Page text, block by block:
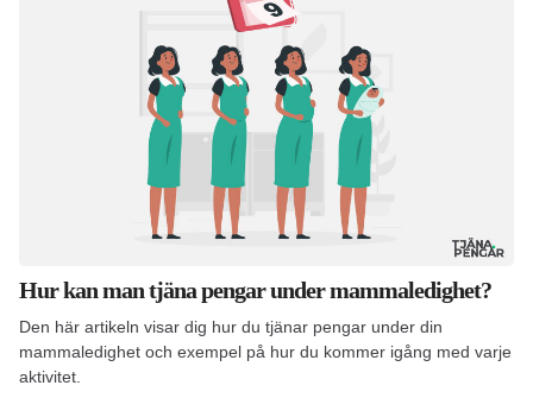
Hur kan man tjäna pengar under mammaledighet?
Den här artikeln visar dig hur du tjänar pengar under din
mammaledighet och exempel på hur du kommer igång med varje
aktivitet.